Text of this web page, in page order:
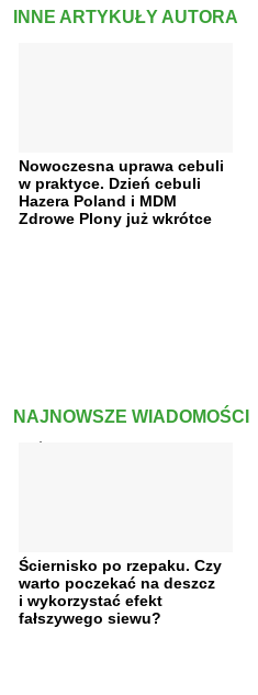
INNE ARTYKUŁY AUTORA
Nowoczesna uprawa cebuli
w praktyce. Dzień cebuli
Hazera Poland i MDM
Zdrowe Plony już wkrótce
NAJNOWSZE WIADOMOŚCI
Ściernisko po rzepaku. Czy
warto poczekać na deszcz
i wykorzystać efekt
fałszywego siewu?